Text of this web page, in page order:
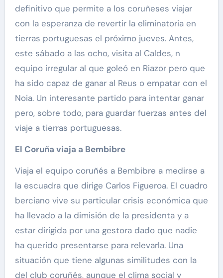
definitivo que permite a los coruñeses viajar
con la esperanza de revertir la eliminatoria en
tierras portuguesas el próximo jueves. Antes,
este sábado a las ocho, visita al Caldes, n
equipo irregular al que goleó en Riazor pero que
ha sido capaz de ganar al Reus o empatar con el
Noia. Un interesante partido para intentar ganar
pero, sobre todo, para guardar fuerzas antes del
viaje a tierras portuguesas.
El Coruña viaja a Bembibre
Viaja el equipo coruñés a Bembibre a medirse a
la escuadra que dirige Carlos Figueroa. El cuadro
berciano vive su particular crisis económica que
ha llevado a la dimisión de la presidenta y a
estar dirigida por una gestora dado que nadie
ha querido presentarse para relevarla. Una
situación que tiene algunas similitudes con la
del club coruñés, aunque el clima social y